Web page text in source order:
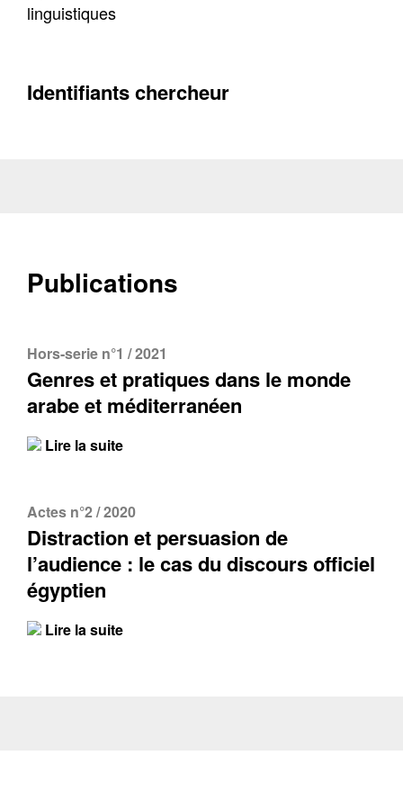
linguistiques
Identifiants chercheur
Publications
Hors-serie n°1 / 2021
Genres et pratiques dans le monde
arabe et méditerranéen
Lire la suite
Actes n°2 / 2020
Distraction et persuasion de
l’audience : le cas du discours officiel
égyptien
Lire la suite
Contacter